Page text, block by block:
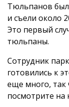
Тюльпанов
и съели около
Это первый
тюльпаны.
Сотрудник
готовились к
еще много, так
посмотрите на